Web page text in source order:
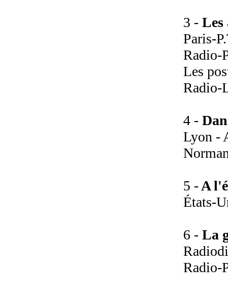
3 - Les
Paris-
Radio-
Les
Radio-
4 -
Lyon -
5 -A
États-
6 - La
Radio-